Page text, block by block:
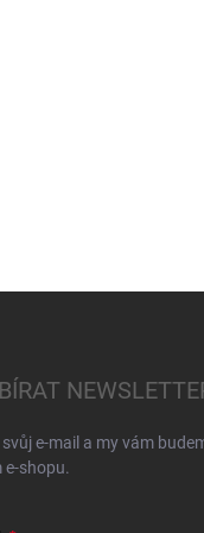
e-mail a my vám
e-shopu.